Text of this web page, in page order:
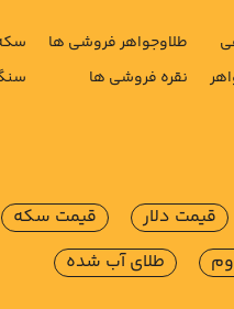
طلاوجواهر فروشی ها
نقره فروشی ها
قیمت دلار
قیمت سکه
طلای آب شده